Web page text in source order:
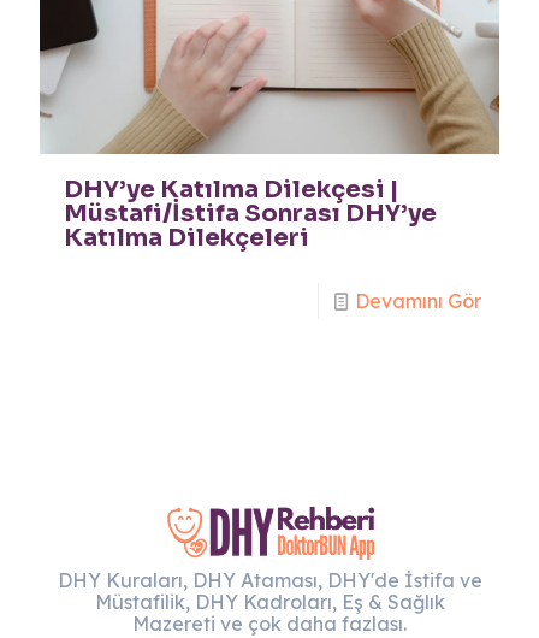
DHY’ye Katılma Dilekçesi |
Müstafi/İstifa Sonrası DHY’ye
Katılma Dilekçeleri
Devamını Gör
DHY Kuraları, DHY Ataması, DHY'de İstifa ve
Müstafilik, DHY Kadroları, Eş & Sağlık
Mazereti ve çok daha fazlası.